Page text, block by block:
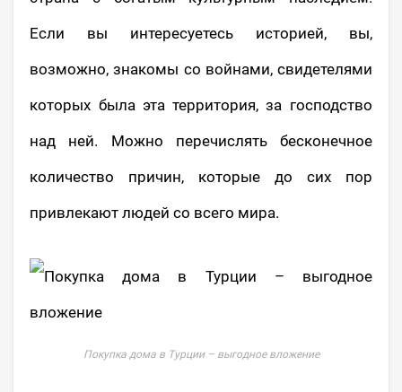
Если вы интересуетесь историей, вы,
возможно, знакомы со войнами, свидетелями
которых была эта территория, за господство
над ней. Можно перечислять бесконечное
количество причин, которые до сих пор
привлекают людей со всего мира.
Покупка дома в Турции – выгодное вложение